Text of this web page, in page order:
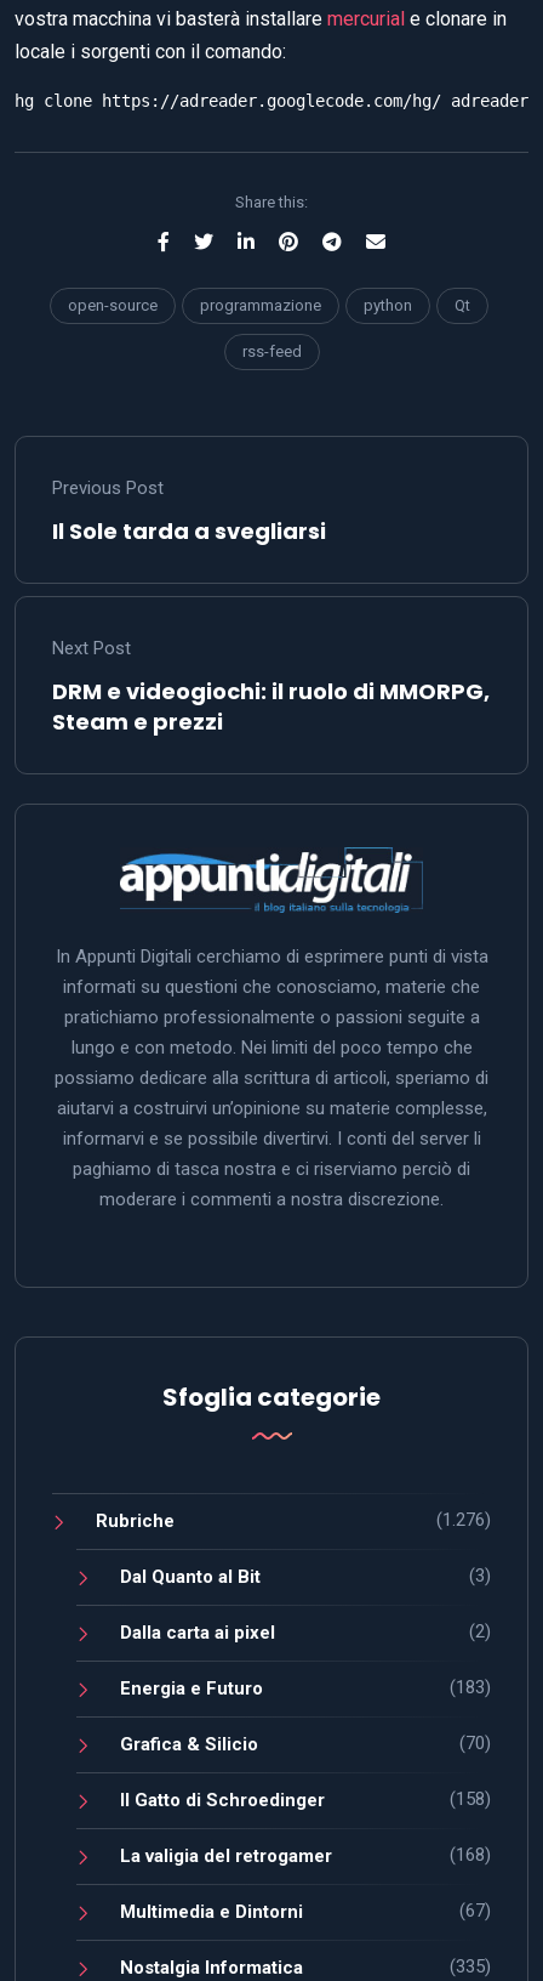
vostra macchina vi basterà installare mercurial e clonare in
locale i sorgenti con il comando:
hg clone https://adreader.googlecode.com/hg/ adreader
Share this:
open-source programmazione python Qt
rss-feed
Previous Post
Il Sole tarda a svegliarsi
Next Post
DRM e videogiochi: il ruolo di MMORPG,
Steam e prezzi
In Appunti Digitali cerchiamo di esprimere punti di vista
informati su questioni che conosciamo, materie che
pratichiamo professionalmente o passioni seguite a
lungo e con metodo. Nei limiti del poco tempo che
possiamo dedicare alla scrittura di articoli, speriamo di
aiutarvi a costruirvi un’opinione su materie complesse,
informarvi e se possibile divertirvi. I conti del server li
paghiamo di tasca nostra e ci riserviamo perciò di
moderare i commenti a nostra discrezione.
Sfoglia categorie
Rubriche (1.276)
Dal Quanto al Bit (3)
Dalla carta ai pixel (2)
Energia e Futuro (183)
Grafica & Silicio (70)
Il Gatto di Schroedinger (158)
La valigia del retrogamer (168)
Multimedia e Dintorni (67)
Nostalgia Informatica (335)